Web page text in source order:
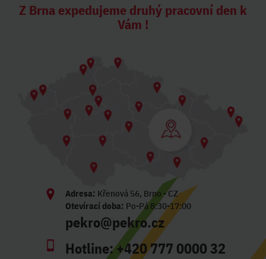
Z Brna expedujeme druhý pracovní den k
Vám !
Adresa: Křenová 56, Brno - CZ
Otevírací doba: Po-Pá 8:30-17:00
pekro@pekro.cz
Hotline:+420 777 0000 32